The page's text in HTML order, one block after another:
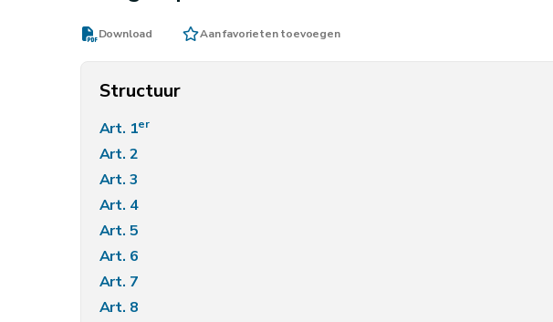
Download Aan favorieten toevoegen
Structuur
Art. 1er
Art. 2
Art. 3
Art. 4
Art. 5
Art. 6
Art. 7
Art. 8